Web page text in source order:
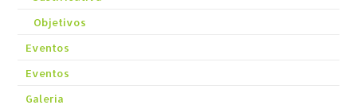
Objetivos
Eventos
Eventos
Galeria